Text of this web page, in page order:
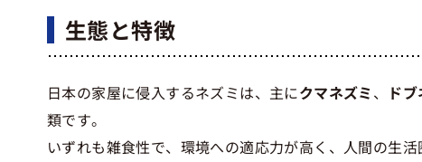
生態と特徴
日本の家屋に侵入するネズミは、主にクマネズミ、 ド
類です。
いずれも雑食性で、環境への適応力が高く、人間の生